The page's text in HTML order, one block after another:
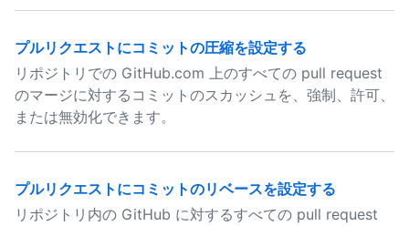
プルリクエストにコミットの圧縮を設定する
リポジトリでの GitHub.com 上のすべての pull request
のマージに対するコミットのスカッシュを、強制、許可、
または無効化できます。
プルリクエストにコミットのリベースを設定する
リポジトリ内の GitHub に対するすべての pull request